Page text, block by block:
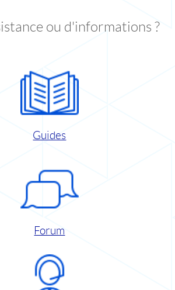
ou d'informations ?
Guides
Forum